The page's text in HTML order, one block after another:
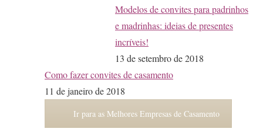
Modelos de convites para padrinhos
e madrinhas: ideias de presentes
incríveis!
13 de setembro de 2018
Como fazer convites de casamento
11 de janeiro de 2018
Ir para as Melhores Empresas de Casamento